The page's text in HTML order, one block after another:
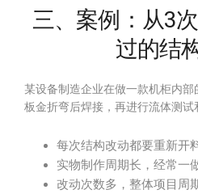
三、案例：从3
过的结
某设备制造企业在做一款机柜内
板金折弯后焊接，再进行流体测试
每次结构改动都要重新开
实物制作周期长，经常一
改动次数多，整体项目周